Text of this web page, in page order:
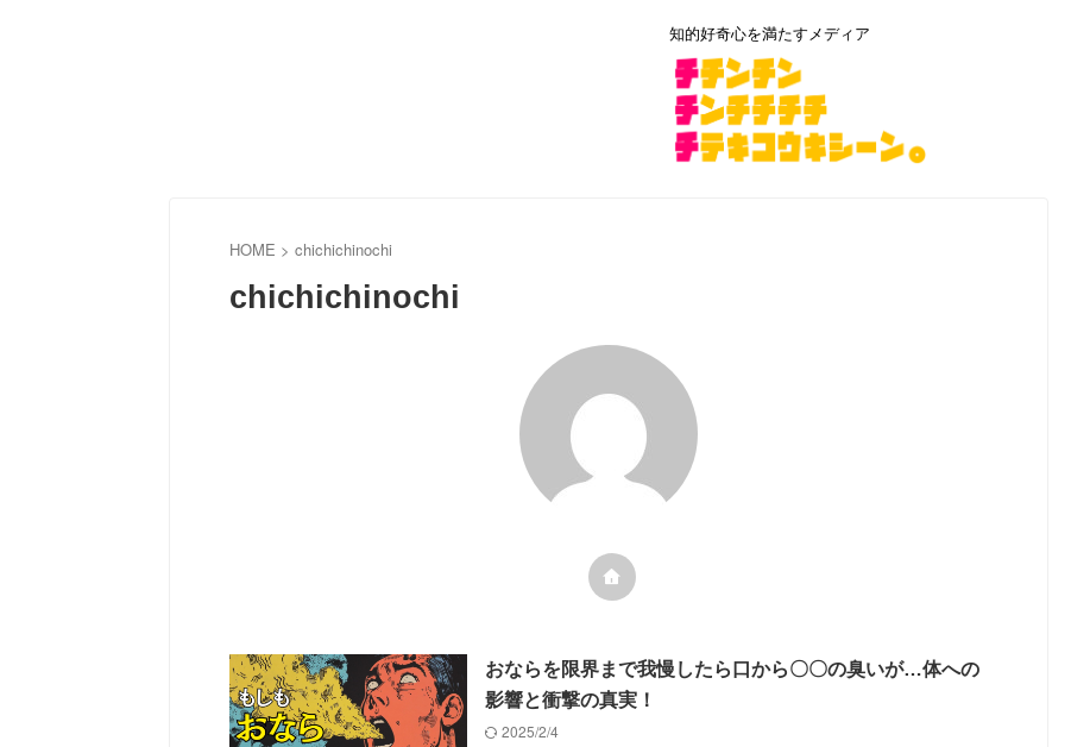
知的好奇心を満たすメディア
HOME > chichichinochi
chichichinochi
おならを限界まで我慢したら口から〇〇の臭いが…体への
影響と衝撃の真実！
2025/2/4